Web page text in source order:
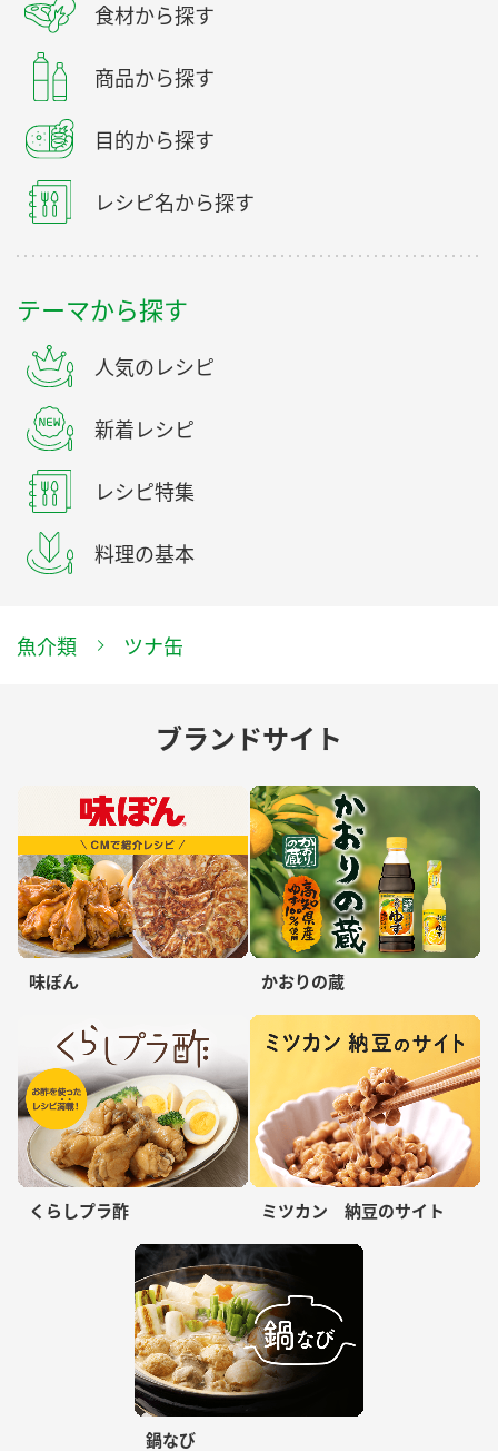
食材から探す
商品から探す
目的から探す
レシピ名から探す
テーマから探す
人気のレシピ
新着レシピ
レシピ特集
料理の基本
魚介類 ツナ缶
ブランドサイト
味ぽん かおりの蔵
くらしプラ酢 ミツカン 納豆のサイト
鍋なび